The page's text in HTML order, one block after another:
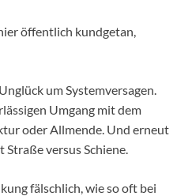
öffentlich kundgetan,
um Systemversagen.
Umgang mit dem
oder Allmende. Und erneut
versus Schiene.
fälschlich, wie so oft bei